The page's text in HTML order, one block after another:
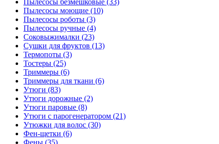
Пылесосы моющие (10)
Пылесосы роботы (3)
Пылесосы ручные (4)
Соковыжималки (23)
Сушки для фруктов (13)
Термопоты (3)
Тостеры (25)
Триммеры (6)
Триммеры для ткани (6)
Утюги (83)
Утюги дорожные (2)
Утюги паровые (8)
Утюги с парогенератором (21)
Утюжки для волос (30)
Фен-щетки (6)
Фены (35)